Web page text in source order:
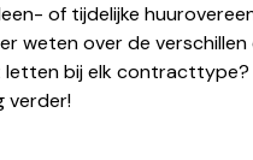
of tijdelijke
weten over de verschillen
bij elk contracttype?
verder!